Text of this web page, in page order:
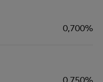
0,700%
0,750%